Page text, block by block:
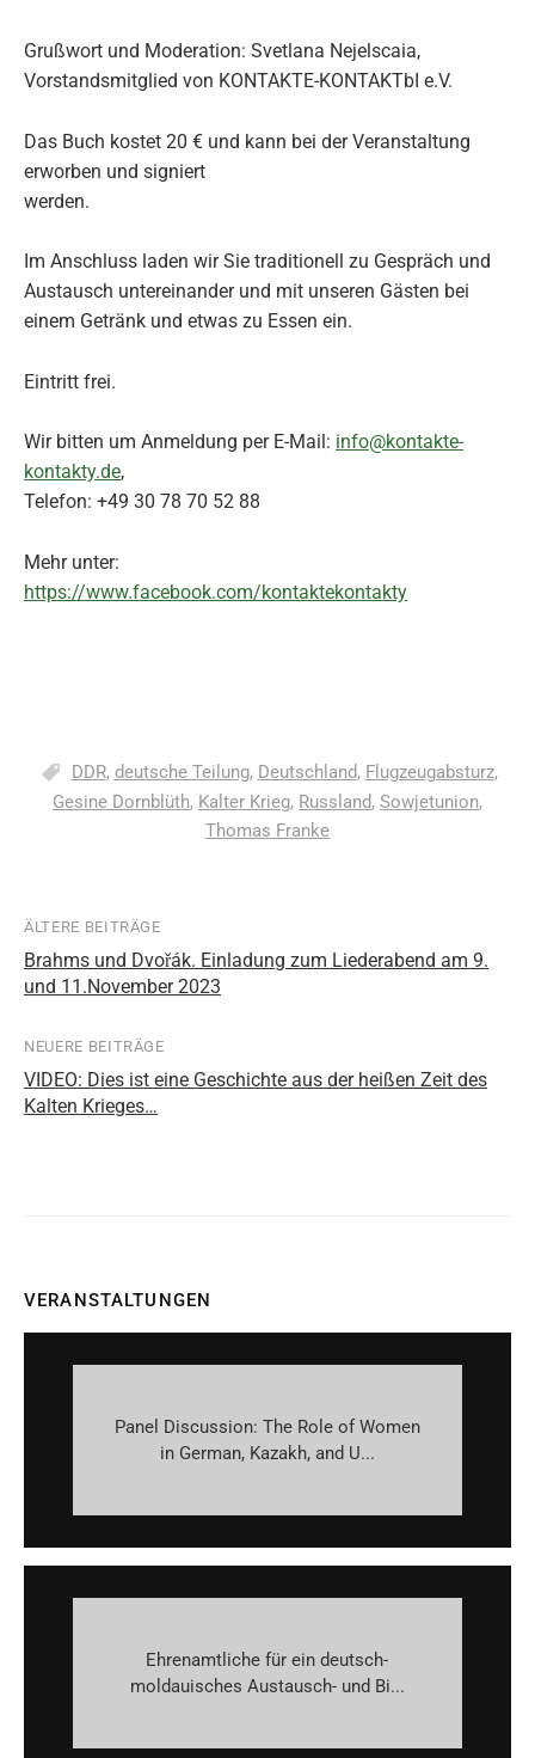
Grußwort und Moderation: Svetlana Nejelscaia,
Vorstandsmitglied von KONTAKTE-KONTAKTbI e.V.
Das Buch kostet 20 € und kann bei der Veranstaltung
erworben und signiert
werden.
Im Anschluss laden wir Sie traditionell zu Gespräch und
Austausch untereinander und mit unseren Gästen bei
einem Getränk und etwas zu Essen ein.
Eintritt frei.
Wir bitten um Anmeldung per E-Mail: info@kontakte-
kontakty.de,
Telefon: +49 30 78 70 52 88
Mehr unter:
https://www.facebook.com/kontaktekontakty
DDR, deutsche Teilung, Deutschland, Flugzeugabsturz,
Gesine Dornblüth, Kalter Krieg, Russland, Sowjetunion,
Thomas Franke
Beitragsnavigation
ÄLTERE BEITRÄGE
Brahms und Dvořák. Einladung zum Liederabend am 9.
und 11.November 2023
NEUERE BEITRÄGE
VIDEO: Dies ist eine Geschichte aus der heißen Zeit des
Kalten Krieges…
VERANSTALTUNGEN
Panel Discussion: The Role of Women
in German, Kazakh, and U...
Ehrenamtliche für ein deutsch-
moldauisches Austausch- und Bi...